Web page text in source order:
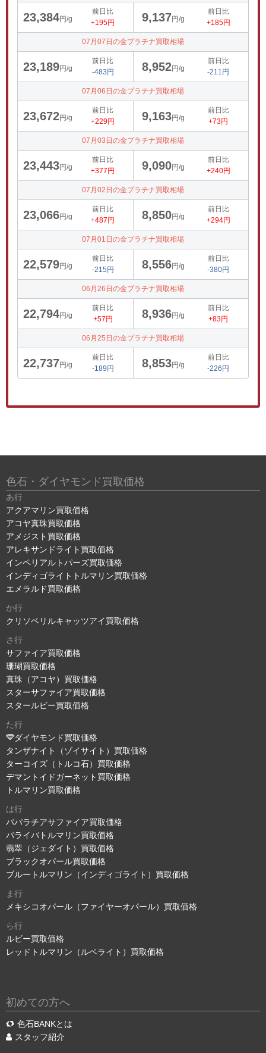
23,384円/g
前日比
+195円
9,137円/g
前日比
+185円
07月07日の金プラチナ買取相場
23,189円/g
前日比
-483円
8,952円/g
前日比
-211円
07月06日の金プラチナ買取相場
23,672円/g
前日比
+229円
9,163円/g
前日比
+73円
07月03日の金プラチナ買取相場
23,443円/g
前日比
+377円
9,090円/g
前日比
+240円
07月02日の金プラチナ買取相場
23,066円/g
前日比
+487円
8,850円/g
前日比
+294円
07月01日の金プラチナ買取相場
22,579円/g
前日比
-215円
8,556円/g
前日比
-380円
06月26日の金プラチナ買取相場
22,794円/g
前日比
+57円
8,936円/g
前日比
+83円
06月25日の金プラチナ買取相場
22,737円/g
前日比
-189円
8,853円/g
前日比
-226円
色石・ダイヤモンド買取価格
あ行
アクアマリン買取価格
アコヤ真珠買取価格
アメジスト買取価格
アレキサンドライト買取価格
インペリアルトパーズ買取価格
インディゴライトトルマリン買取価格
エメラルド買取価格
か行
クリソベリルキャッツアイ買取価格
さ行
サファイア買取価格
珊瑚買取価格
真珠（アコヤ）買取価格
スターサファイア買取価格
スタールビー買取価格
た行
ダイヤモンド買取価格
タンザナイト（ゾイサイト）買取価格
ターコイズ（トルコ石）買取価格
デマントイドガーネット買取価格
トルマリン買取価格
は行
パパラチアサファイア買取価格
パライバトルマリン買取価格
翡翠（ジェダイト）買取価格
ブラックオパール買取価格
ブルートルマリン（インディゴライト）買取価格
ま行
メキシコオパール（ファイヤーオパール）買取価格
ら行
ルビー買取価格
レッドトルマリン（ルベライト）買取価格
初めての方へ
色石BANKとは
スタッフ紹介